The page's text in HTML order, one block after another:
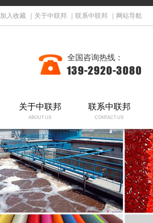
加入收藏 关于中联邦 联系中联邦 网站导航
全国咨询热线：
139-2920-3080
关于中联邦
ABOUT US
联系中联邦
CONTACT US